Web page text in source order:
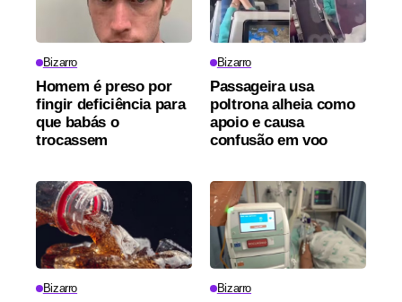
Bizarro
Homem é preso por
fingir deficiência para
que babás o
trocassem
Bizarro
Passageira usa
poltrona alheia como
apoio e causa
confusão em voo
Bizarro Bizarro